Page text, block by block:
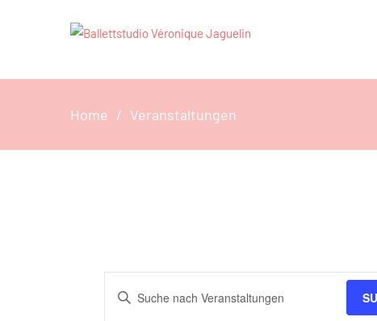
Home Veranstaltungen
Suche
Bitte